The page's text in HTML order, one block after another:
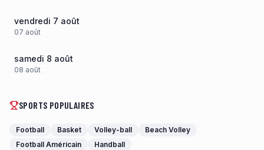
vendredi 7 août
07 août
samedi 8 août
08 août
SPORTS POPULAIRES
Football Basket Volley-ball
Beach Volley
Football Américain
Handball